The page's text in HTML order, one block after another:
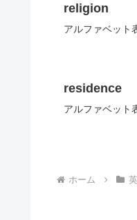
religion
アルファベット
residence
アルファベット
ホーム